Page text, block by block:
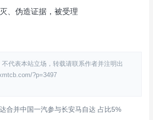
、伪造证据，被受理
代表本站立场，转载请联系作者并注明出
?p=3497
合并中国一汽参与长安马自达 占比5%